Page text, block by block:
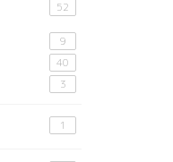
52
9
40
3
1